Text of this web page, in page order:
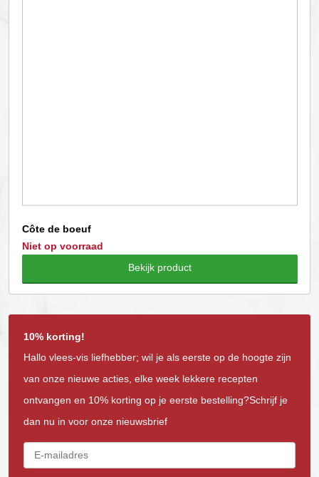
Côte de boeuf
Niet op voorraad
Bekijk product
10% korting!
Hallo vlees-vis liefhebber; wil je als eerste op de hoogte zijn
van onze nieuwe acties, elke week lekkere recepten
ontvangen en 10% korting op je eerste bestelling?Schrijf je
dan nu in voor onze nieuwsbrief